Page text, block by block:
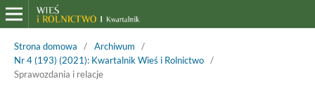
Strona domowa / Archiwum
/
Nr 4 (193) (2021): Kwartalnik Wieś i Rolnictwo /
Sprawozdania i relacje